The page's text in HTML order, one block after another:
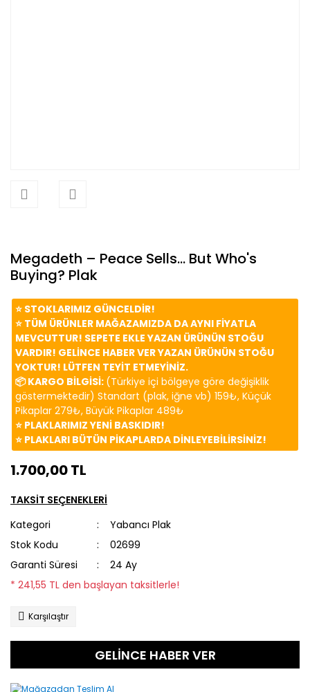
Megadeth – Peace Sells... But Who's
Buying? Plak
⭐️ STOKLARIMIZ GÜNCELDİR!
⭐️ TÜM ÜRÜNLER MAĞAZAMIZDA DA AYNI FİYATLA
MEVCUTTUR! SEPETE EKLE YAZAN ÜRÜNÜN STOĞU
VARDIR! GELİNCE HABER VER YAZAN ÜRÜNÜN STOĞU
YOKTUR! LÜTFEN TEYİT ETMEYİNİZ.
📦 KARGO BİLGİSİ: (Türkiye içi bölgeye göre değişiklik
göstermektedir) Standart (plak, iğne vb) 159₺, Küçük
Pikaplar 279₺, Büyük Pikaplar 489₺
⭐️ PLAKLARIMIZ YENİ BASKIDIR!
⭐️ PLAKLARI BÜTÜN PİKAPLARDA DİNLEYEBİLİRSİNİZ!
1.700,00 TL
TAKSİT SEÇENEKLERİ
Kategori
Yabancı Plak
Stok Kodu
02699
Garanti Süresi
24 Ay
* 241,55 TL den başlayan taksitlerle!
Karşılaştır
GELİNCE HABER VER